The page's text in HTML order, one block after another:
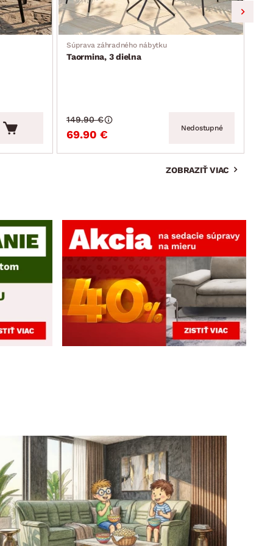
Súprava záhradného nábytku
Taormina, 3 dielna
69.90 €
149.90 €
Nedostupné
ZOBRAZIŤ VIAC